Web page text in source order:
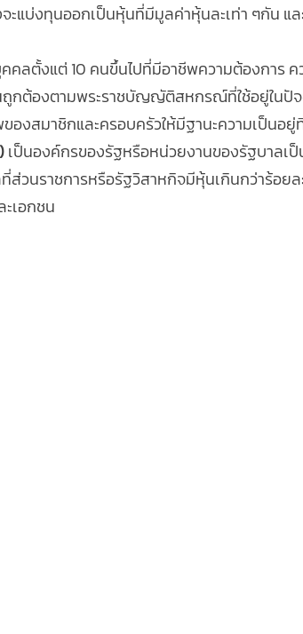
จะแบ่งทุนออกเป็นหุ้นที่มีมูลค่าหุ้นละเท่า ๆกัน
คลตั้งแต่ 10 คนขึ้นไปที่มีอาชีพความต้องการ
ถูกต้องตามพระราชบัญญัติสหกรณ์ที่ใช้อยู่ในปั
องสมาชิกและครอบครัวให้มีฐานะความเป็นอ
เป็นองค์กรของรัฐหรือหน่วยงานของรัฐบาลเป็
วนราชการหรือรัฐวิสาหกิจมีหุ้นเกินกว่าร้อยล
เอกชน